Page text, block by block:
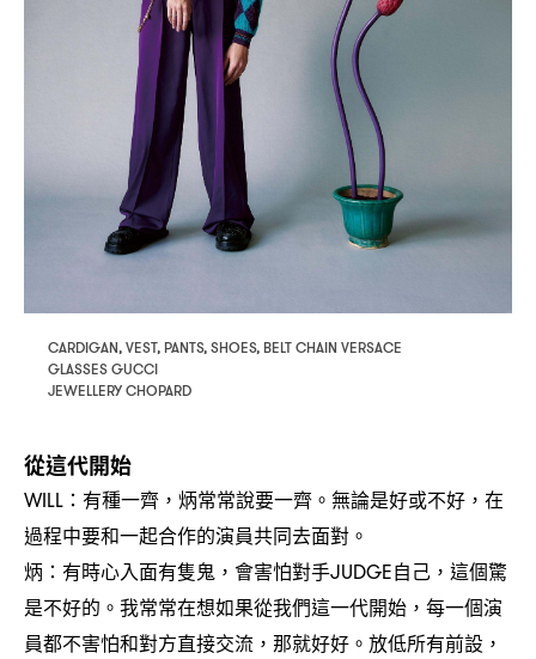
CARDIGAN, VEST, PANTS, SHOES, BELT CHAIN VERSACE
GLASSES GUCCI
JEWELLERY CHOPARD
從這代開始
WILL： 有種一齊 ， 炳常常說要一齊。無論是好或不好 ， 在
過程中要和一起合作的演員共同去面對。
炳 ： 有時心入面有隻鬼 ， 會害怕對手JUDGE自己 ， 這個驚
是不好的。我常常在想如果從我們這一代開始 ， 每一個演
員都不害怕和對方直接交流 ， 那就好好。放低所有前設 ，